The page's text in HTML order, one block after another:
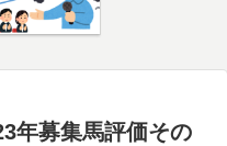
年募集馬評価その